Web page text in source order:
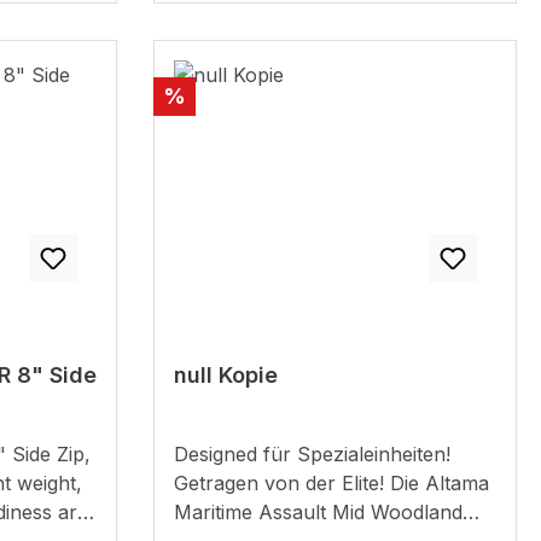
und
mit
felsigen
aus
8" Side
Side Zip,
weight,
are
Discount
%
null Kopie
Designed für Spezialeinheiten!
Getragen von der Elite! Die Altama
Maritime Assault Mid Woodland